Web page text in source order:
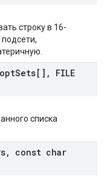
строку в 16-
Sets[] ,
FILE
списка
,
const char